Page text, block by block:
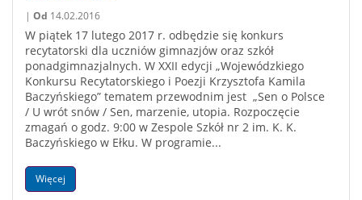
| Od 14.02.2016
W piątek 17 lutego 2017 r. odbędzie się konkurs
recytatorski dla uczniów gimnazjów oraz szkół
ponadgimnazjalnych. W XXII edycji „Wojewódzkiego
Konkursu Recytatorskiego i Poezji Krzysztofa Kamila
Baczyńskiego” tematem przewodnim jest „Sen o Polsce
/ U wrót snów / Sen, marzenie, utopia. Rozpoczęcie
zmagań o godz. 9:00 w Zespole Szkół nr 2 im. K. K.
Baczyńskiego w Ełku. W programie...
Więcej